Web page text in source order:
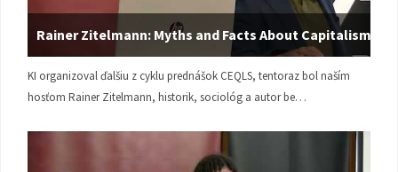
Rainer Zitelmann: Myths and Facts About Capitalism
KI organizoval ďalšiu z cyklu prednášok CEQLS, tentoraz bol naším
hosťom Rainer Zitelmann, historik, sociológ a autor be…